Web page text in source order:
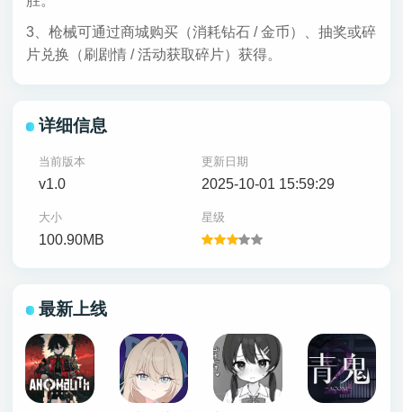
3、枪械可通过商城购买（消耗钻石 / 金币）、抽奖或碎
片兑换（刷剧情 / 活动获取碎片）获得。
详细信息
当前版本
v1.0
更新日期
2025-10-01 15:59:29
大小
100.90MB
星级
最新上线